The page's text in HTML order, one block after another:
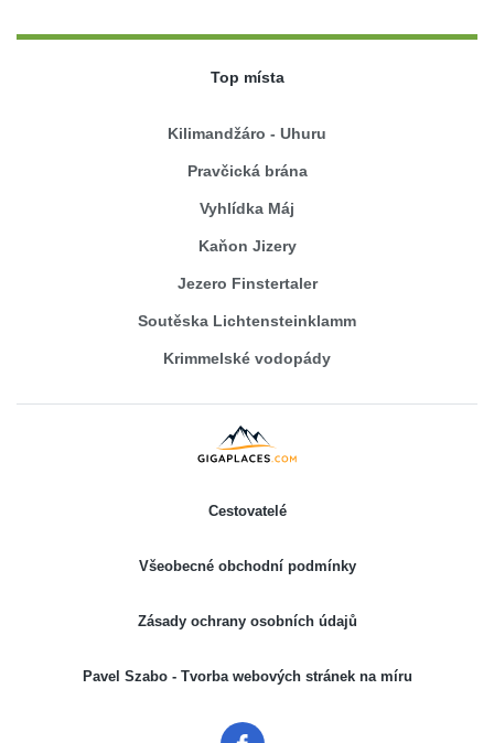
Top místa
Kilimandžáro - Uhuru
Pravčická brána
Vyhlídka Máj
Kaňon Jizery
Jezero Finstertaler
Soutěska Lichtensteinklamm
Krimmelské vodopády
Cestovatelé
Všeobecné obchodní podmínky
Zásady ochrany osobních údajů
Pavel Szabo - Tvorba webových stránek na míru